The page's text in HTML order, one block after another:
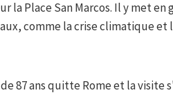
la Place San Marcos. Il y met en
comme la crise climatique et
87 ans quitte Rome et la visite